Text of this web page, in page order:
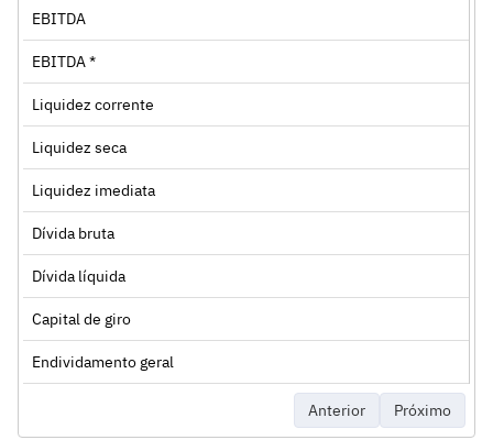
EBITDA
EBITDA *
Liquidez corrente
Liquidez seca
Liquidez imediata
Dívida bruta
Dívida líquida
Capital de giro
Endividamento geral
Anterior Próximo